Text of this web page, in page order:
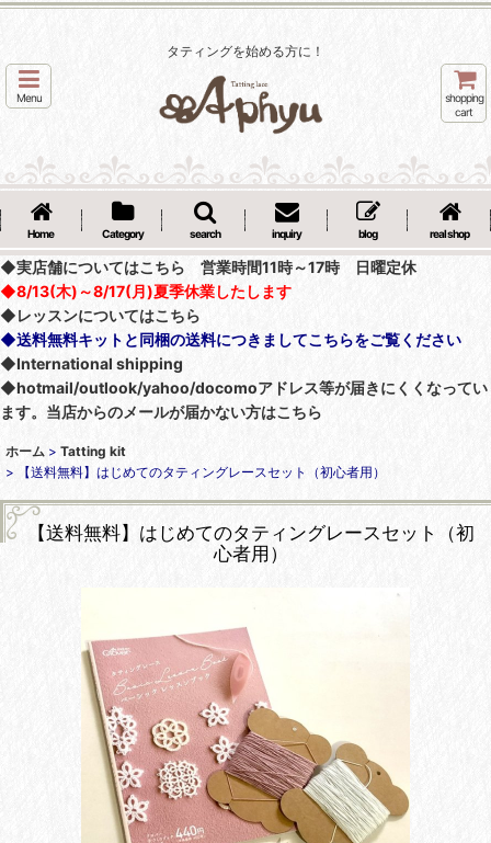
タティングを始める方に！
Menu
shopping
cart
Home Category search inquiry blog real shop
◆実店舗についてはこちら 営業時間11時～17時 日曜定休
◆8/13(木)～8/17(月)夏季休業したします
◆レッスンについてはこちら
◆送料無料キットと同梱の送料につきましてこちらをご覧ください
◆International shipping
◆hotmail/outlook/yahoo/docomoアドレス等が届きにくくなってい
ます。当店からのメールが届かない方はこちら
ホーム > Tatting kit
>
【送料無料】はじめてのタティングレースセット（初心者用）
【送料無料】はじめてのタティングレースセット（初
心者用）